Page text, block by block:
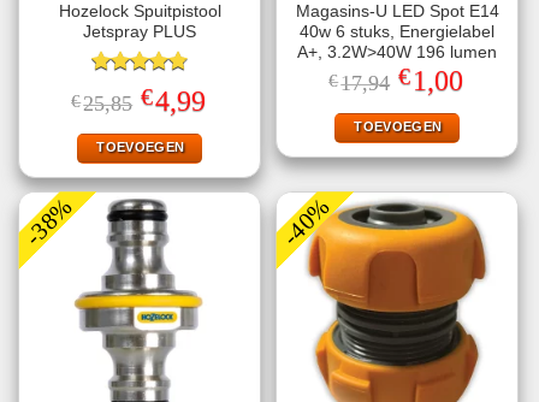
Hozelock Spuitpistool
Jetspray PLUS
Gewaardeerd
4.78uit 5
€25,85 Oorspronkelijke
prijs
was:
€25,85.
€4,99Huidige
prijs
TOEVOEGEN
Magasins-U LED Spot E14
40w 6 stuks, Energielabel
A+, 3.2W>40W 196 lumen
€17,94 Oorspronkelijke
prijs
was:
€17,94.
€1,00Huidige
prijs
TOEVOEGEN
-38% -40%